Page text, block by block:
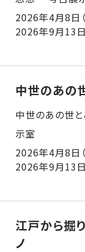
2026年4月8日
2026年9月13日
中世のあの
中世のあの世と
2026年4月8日
2026年9月13日
江戸から掘
ノ